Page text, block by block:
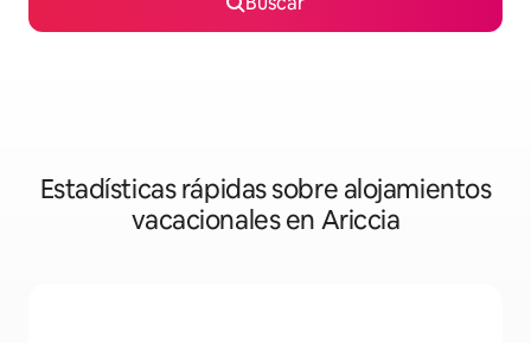
Estadísticas rápidas sobre alojamientos
vacacionales en Ariccia